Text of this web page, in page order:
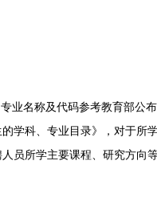
名称及代码参考教育部公
学科、专业目录》，对于所
员所学主要课程、研究方向等